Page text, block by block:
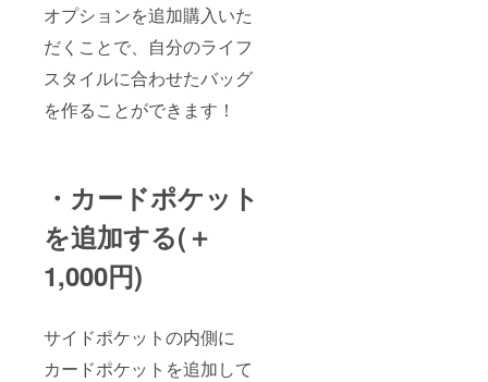
オプションを追加購入いた
だくことで、自分のライフ
スタイルに合わせたバッグ
を作ることができます！
・カードポケット
を追加する(＋
1,000円)
サイドポケットの内側に
カードポケットを追加して